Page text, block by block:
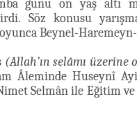
günü on yaş altı
Söz konusu
Beynel-
(Allah’ın selâmı üzerine
Âleminde Huseynî
Selmân ile Eğitim